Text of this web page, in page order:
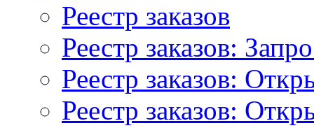
Реестр заказов
Реестр заказов:
Реестр заказов:
Реестр заказов: